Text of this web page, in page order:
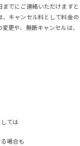
でにご連絡いただけますと
キャンセル料として料金の
更や、無断キャンセルは、
ては
場合も